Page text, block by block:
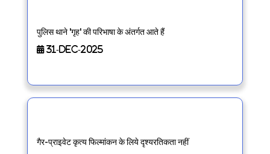
पुलिस थाने 'गृह' की परिभाषा के अंतर्गत आते हैं
31-Dec-2025
गैर-प्राइवेट कृत्य फिल्मांकन के लिये दृश्यरतिकता नहीं